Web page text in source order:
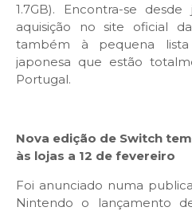
1.7GB). Encontra-se
aquisição no site oficial
também à pequena
japonesa que estão
Portugal.
Nova edição de Switch
às lojas a 12 de fevereiro
Foi anunciado numa
Nintendo o lançamento